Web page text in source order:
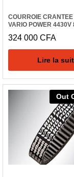
COURROIE CRANTEE
VARIO POWER 4430V
324 000 CFA
Lire la
Out